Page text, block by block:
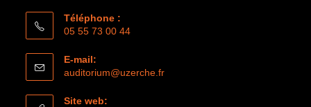
Téléphone :
05 55 73 00 44
E-mail:
auditorium@uzerche.fr
Site web: